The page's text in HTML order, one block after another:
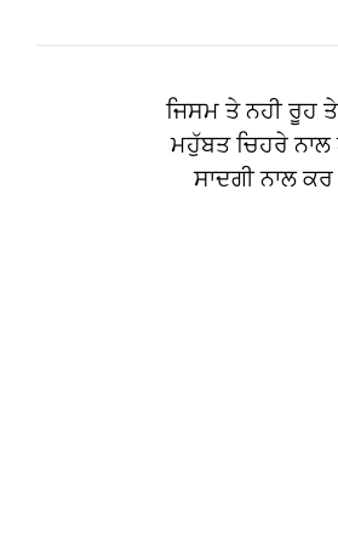
ਜਿਸਮ ਤੇ ਨਹੀ ਰੂਹ
ਮਹੁੱਬਤ ਚਿਹਰੇ ਨਾਲ
ਸਾਦਗੀ ਨਾਲ